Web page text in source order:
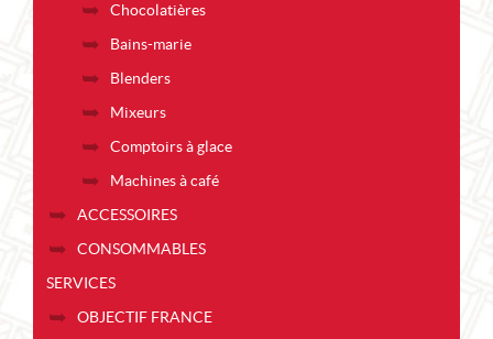
Chocolatières
Bains-marie
Blenders
Mixeurs
Comptoirs à glace
Machines à café
ACCESSOIRES
CONSOMMABLES
SERVICES
OBJECTIF FRANCE